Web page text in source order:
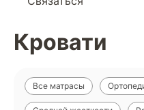
Кровати
Все матрасы